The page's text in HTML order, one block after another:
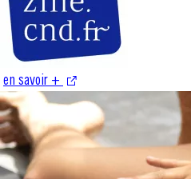
en savoir +